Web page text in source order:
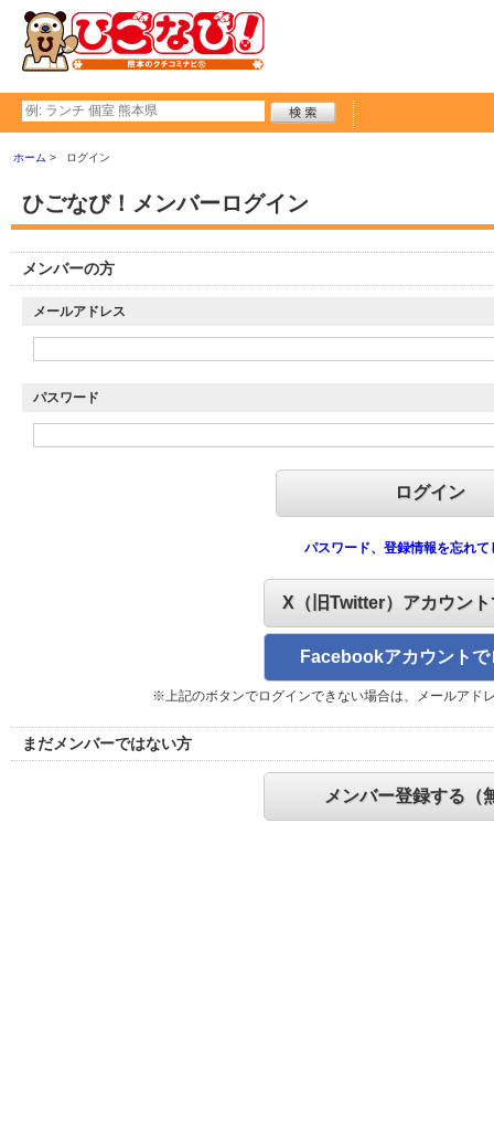
ホーム ログイン
ひごなび！メンバーログイン
メンバーの方
メールアドレス
パスワード
パスワード、登録情報を忘れて
X（旧Twitter）アカウン
Facebookアカウントで
※上記のボタンでログインできない場合は、メールアド
まだメンバーではない方
メンバー登録する（